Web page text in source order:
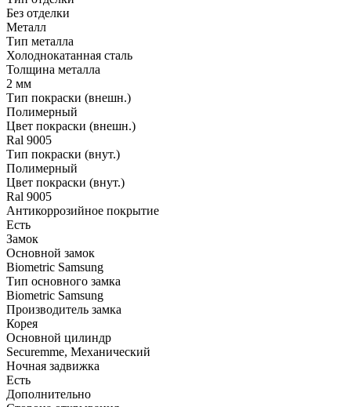
Без отделки
Металл
Тип металла
Холоднокатанная сталь
Толщина металла
2 мм
Тип покраски (внешн.)
Полимерный
Цвет покраски (внешн.)
Ral 9005
Тип покраски (внут.)
Полимерный
Цвет покраски (внут.)
Ral 9005
Антикоррозийное покрытие
Есть
Замок
Основной замок
Biometric Samsung
Тип основного замка
Biometric Samsung
Производитель замка
Корея
Основной цилиндр
Securemme, Механический
Ночная задвижка
Есть
Дополнительно